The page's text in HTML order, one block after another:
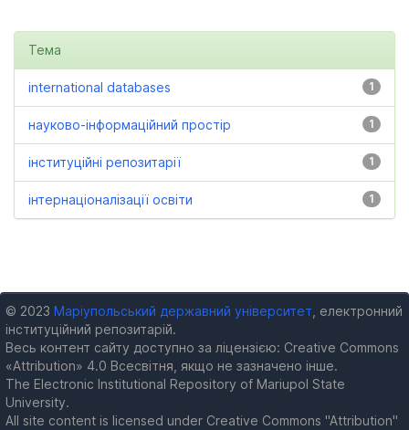
Тема
1
international databases
1
науково-інформаційний простір
1
інституційні репозитарії
1
інтернаціоналізації освіти
© 2023 Маріупольський державний університет , електронний
інституційний репозитарій.
Весь контент сайту доступно за ліцензією: Creative Commons
«Attribution» 4.0 Всесвітня, якщо не зазначено інше.
The Electronic Institutional Repository of Mariupol State
University.
All site content is licensed under Creative Commons "Attribution"